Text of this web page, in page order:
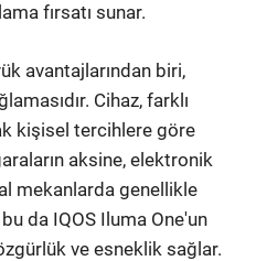
fırsatı sunar.
avantajlarından biri,
Cihaz, farklı
kişisel tercihlere göre
aksine, elektronik
mekanlarda genellikle
da IQOS Iluma One'un
ve esneklik sağlar.